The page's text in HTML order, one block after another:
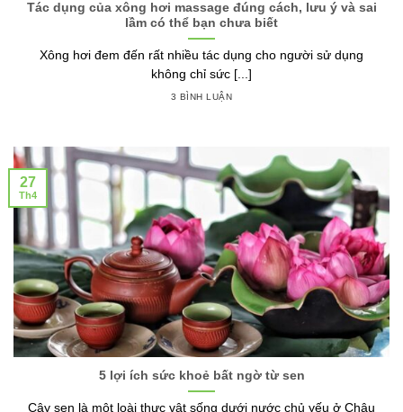
Tác dụng của xông hơi massage đúng cách, lưu ý và sai
lầm có thể bạn chưa biết
Xông hơi đem đến rất nhiều tác dụng cho người sử dụng
không chỉ sức [...]
3 BÌNH LUẬN
5 lợi ích sức khoẻ bất ngờ từ sen
Cây sen là một loài thực vật sống dưới nước chủ yếu ở Châu
27
Th4